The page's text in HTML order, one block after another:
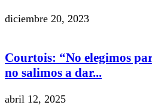
diciembre 20, 2023
Courtois: “No elegimos
no salimos a dar...
abril 12, 2025